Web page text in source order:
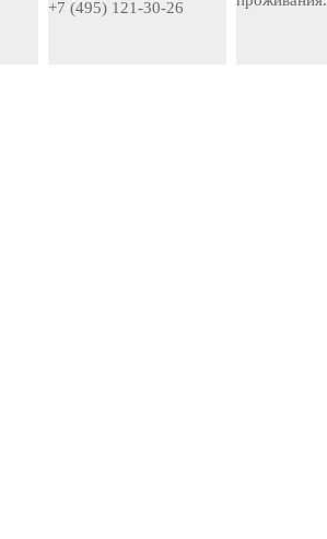
+7 (495) 121-30-26